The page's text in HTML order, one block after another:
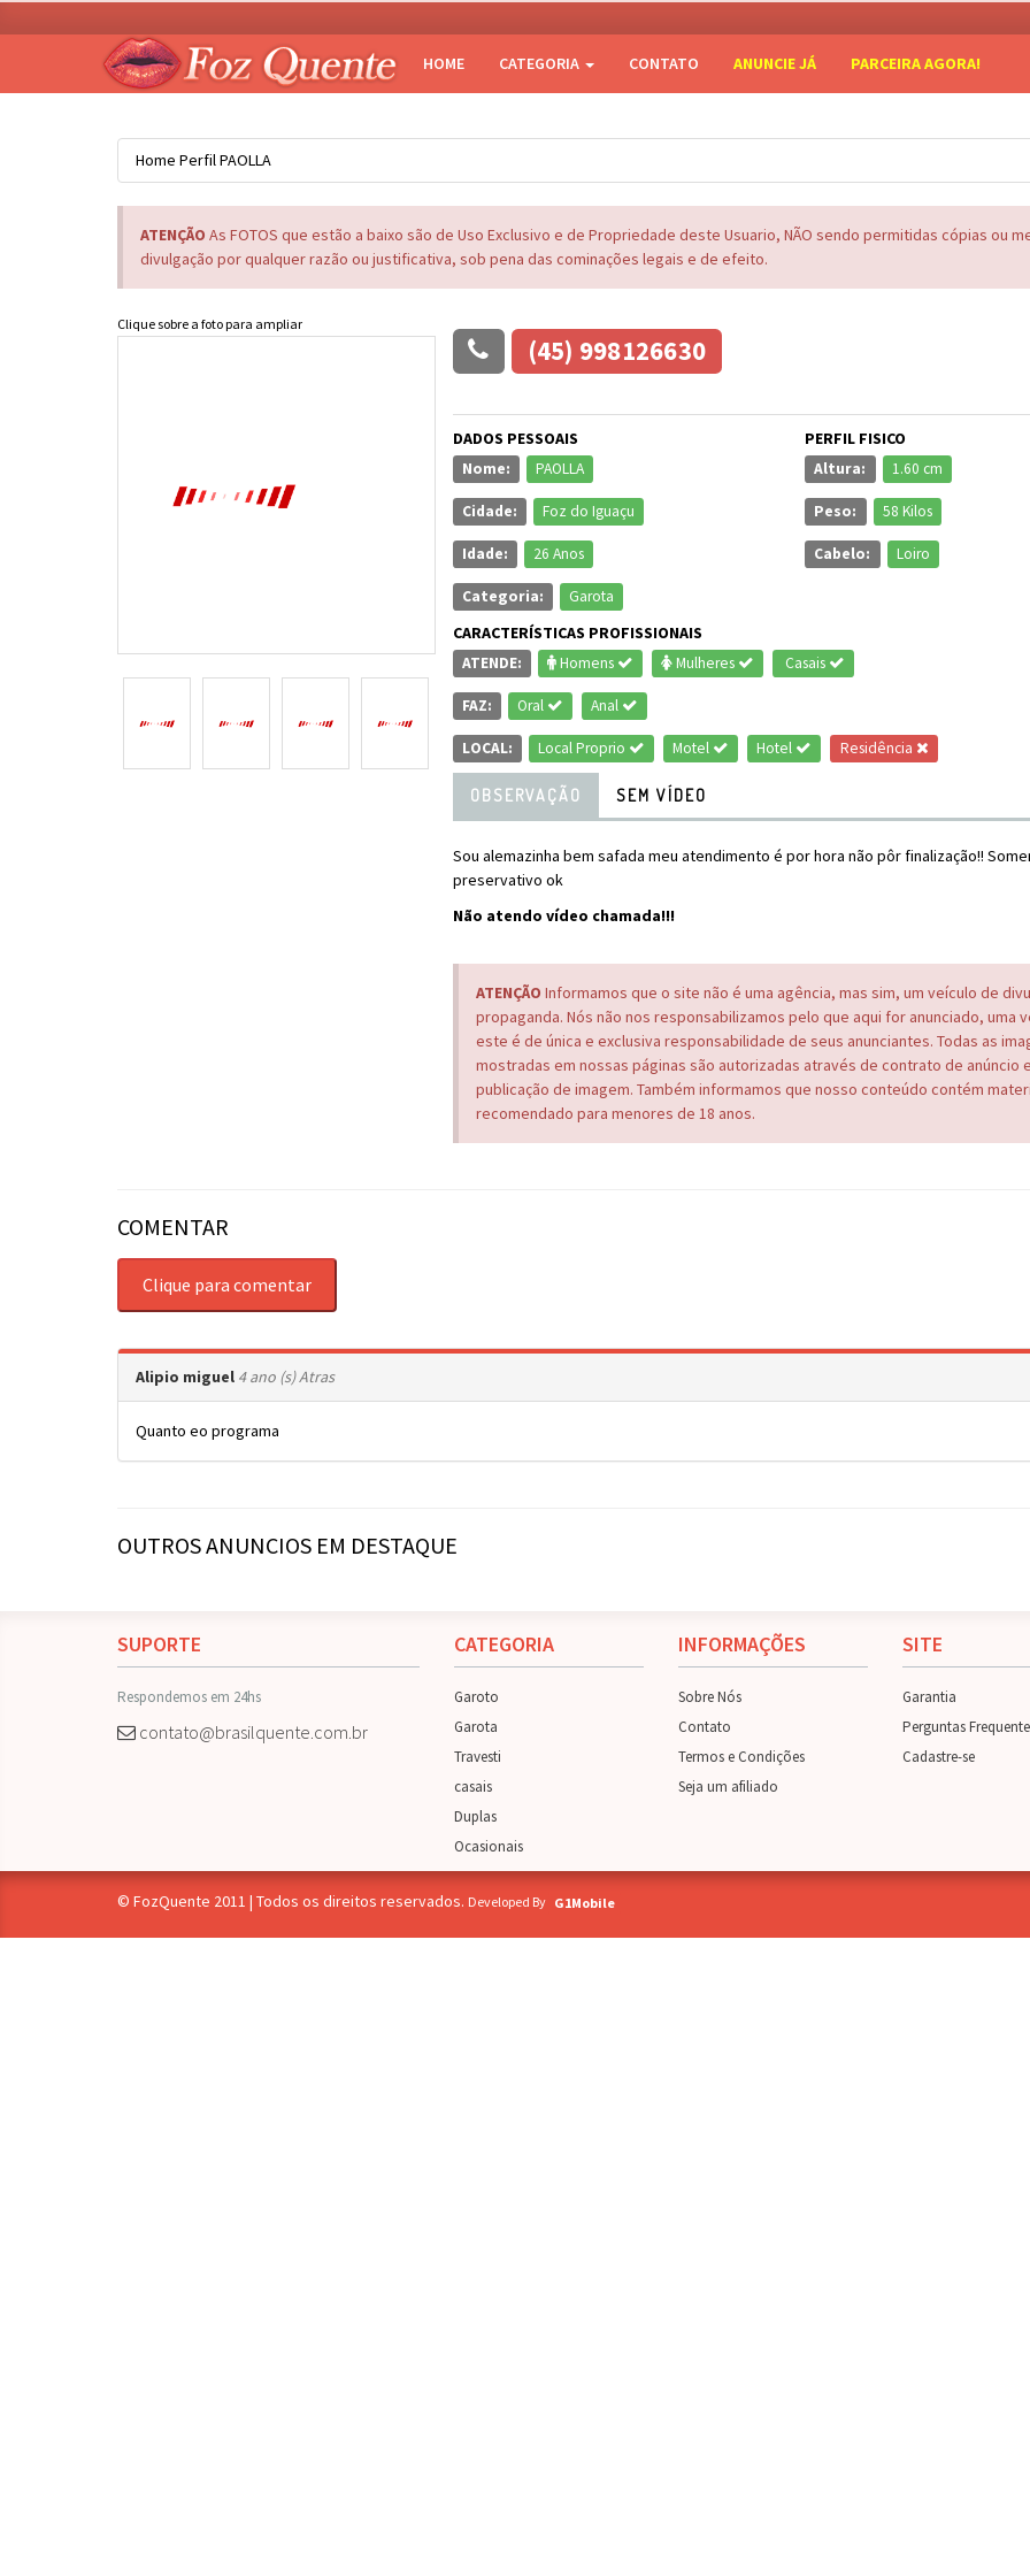
HOME CATEGORIA CONTATO ANUNCIE JÁ PARCEIRA AGORA!
Home PerfilPAOLLA
ATENÇÃO As FOTOS que estão a baixo são de Uso Exclusivo e de Propriedade deste Usuario, NÃO sendo permitidas cópias ou
divulgação por qualquer razão ou justificativa, sob pena das cominações legais e de efeito.
Clique sobre a foto para ampliar
(45) 998126630
DADOS PESSOAIS
Nome: PAOLLA
Cidade: Foz do Iguaçu
Idade: 26 Anos
Categoria: Garota
PERFIL FISICO
Altura: 1.60 cm
Peso: 58 Kilos
Cabelo: Loiro
CARACTERÍSTICAS PROFISSIONAIS
ATENDE: Homens Mulheres Casais
FAZ: Oral Anal
LOCAL: Local Proprio Motel Hotel Residência
OBSERVAÇÃO SEM VÍDEO
Sou alemazinha bem safada meu atendimento é por hora não pôr finalização!!
preservativo ok
Não atendo vídeo chamada!!!
ATENÇÃO Informamos que o site não é uma agência, mas sim, um veículo de
propaganda. Nós não nos responsabilizamos pelo que aqui for anunciado, uma
este é de única e exclusiva responsabilidade de seus anunciantes. Todas as
mostradas em nossas páginas são autorizadas através de contrato de anúncio
publicação de imagem. Também informamos que nosso conteúdo contém
recomendado para menores de 18 anos.
COMENTAR
Clique para comentar
Alipio miguel 4 ano (s) Atras
Quanto eo programa
OUTROS ANUNCIOS EM DESTAQUE
SUPORTE
Respondemos em 24hs
contato@brasilquente.com.br
CATEGORIA
Garoto
Garota
Travesti
casais
Duplas
Ocasionais
INFORMAÇÕES
Sobre Nós
Contato
Termos e Condições
Seja um afiliado
SITE
Garantia
Perguntas
Cadastre-se
© FozQuente 2011 | Todos os direitos reservados. Developed By G1Mobile